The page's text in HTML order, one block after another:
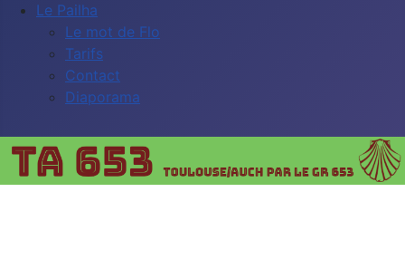
Le Pailha
Le mot de Flo
Tarifs
Contact
Diaporama